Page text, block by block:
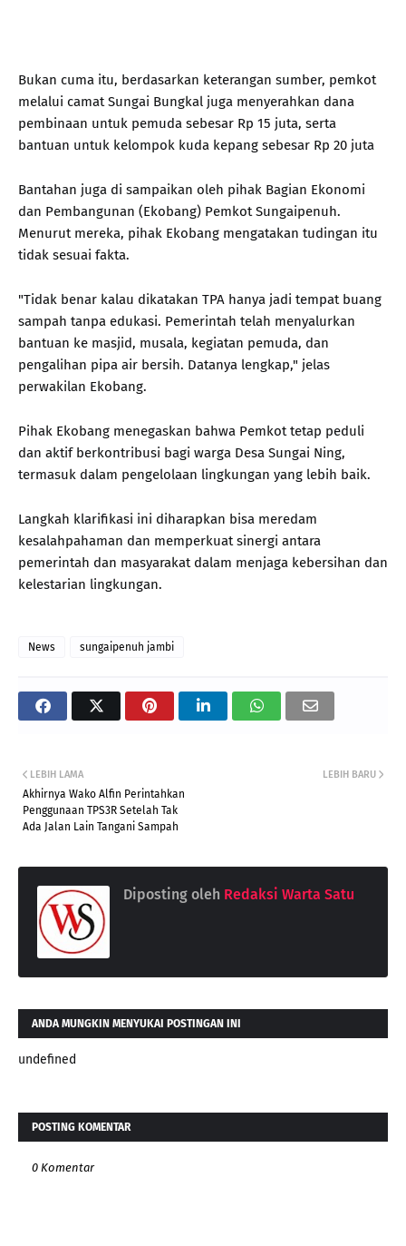
Bukan cuma itu, berdasarkan keterangan sumber, pemkot
melalui camat Sungai Bungkal juga menyerahkan dana
pembinaan untuk pemuda sebesar Rp 15 juta, serta
bantuan untuk kelompok kuda kepang sebesar Rp 20 juta
Bantahan juga di sampaikan oleh pihak Bagian Ekonomi
dan Pembangunan (Ekobang) Pemkot Sungaipenuh.
Menurut mereka, pihak Ekobang mengatakan tudingan itu
tidak sesuai fakta.
"Tidak benar kalau dikatakan TPA hanya jadi tempat buang
sampah tanpa edukasi. Pemerintah telah menyalurkan
bantuan ke masjid, musala, kegiatan pemuda, dan
pengalihan pipa air bersih. Datanya lengkap," jelas
perwakilan Ekobang.
Pihak Ekobang menegaskan bahwa Pemkot tetap peduli
dan aktif berkontribusi bagi warga Desa Sungai Ning,
termasuk dalam pengelolaan lingkungan yang lebih baik.
Langkah klarifikasi ini diharapkan bisa meredam
kesalahpahaman dan memperkuat sinergi antara
pemerintah dan masyarakat dalam menjaga kebersihan dan
kelestarian lingkungan.
News sungaipenuh jambi
LEBIH BARU
LEBIH LAMA
Akhirnya Wako Alfin Perintahkan
Penggunaan TPS3R Setelah Tak
Ada Jalan Lain Tangani Sampah
Diposting oleh Redaksi Warta Satu
ANDA MUNGKIN MENYUKAI POSTINGAN INI
undefined
POSTING KOMENTAR
0 Komentar